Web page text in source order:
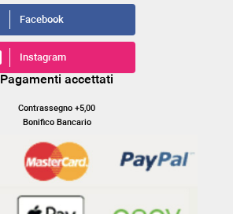
Facebook
Instagram
Pagamenti accettati
Contrassegno +5,00
Bonifico Bancario